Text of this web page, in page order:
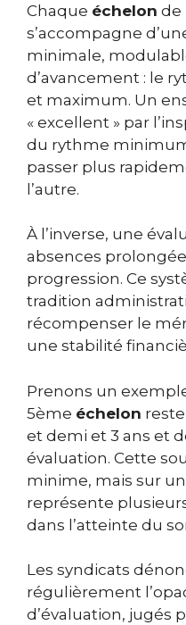
Chaque échelon de
s’accompagne
minimale,
d’avancement : le
et maximum. Un
« excellent » par
du rythme
passer plus
l’autre.
À l’inverse, une
absences
progression. Ce
tradition
récompenser le
une stabilité
Prenons un
5ème échelon
et demi et 3 ans et
évaluation. Cette
minime, mais sur
représente
dans l’atteinte du
Les syndicats
régulièrement
d’évaluation, jugés